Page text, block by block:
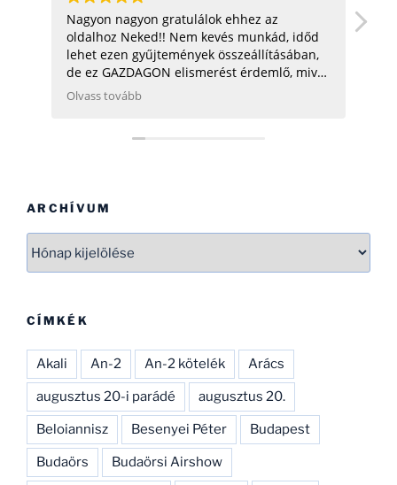
Nagyon nagyon gratulálok ehhez az
oldalhoz Neked!! Nem kevés munkád, időd
lehet ezen gyűjtemények összeállításában,
de ez GAZDAGON elismerést érdemlő, mivel
ezen adatok összegyűjtése, rendszerezése
helikopterrel (MI2) kapcsolatban tudok
Olvass tovább
ARCHÍVUM
CÍMKÉK
Akali An-2 An-2 kötelék Arács
augusztus 20-i parádé augusztus 20.
Beloiannisz Besenyei Péter Budapest
Budaörs Budaörsi Airshow